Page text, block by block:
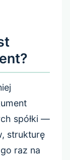
spółki —
strukturę
raz na